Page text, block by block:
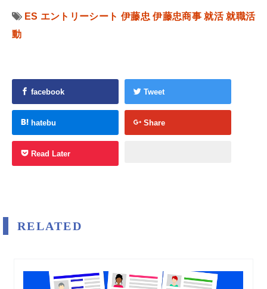
ES エントリーシート 伊藤忠 伊藤忠商事 就活 就職活
動
facebook Tweet
hatebu Share
Read Later
RELATED